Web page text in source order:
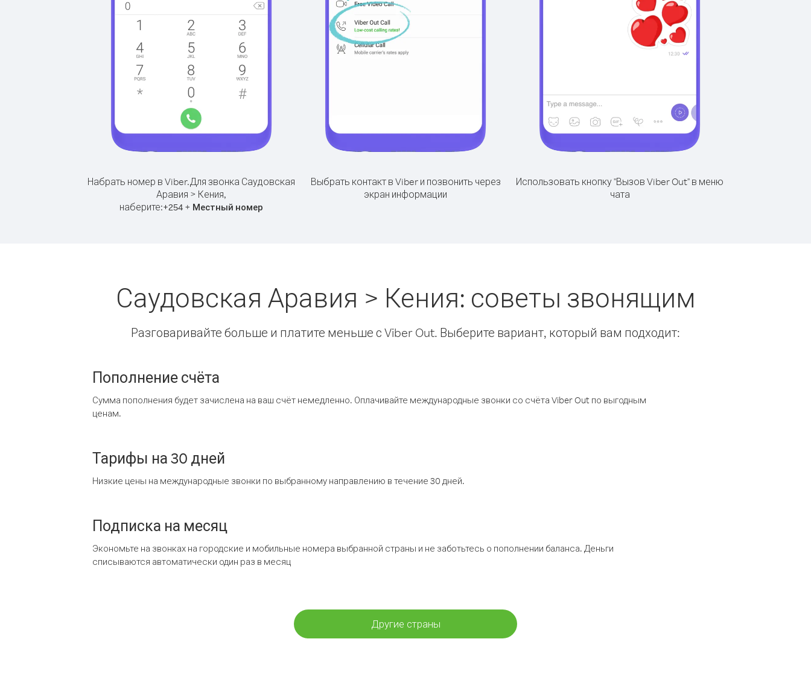
Набрать номер в Viber.Для звонка Саудовская
Аравия > Кения,
наберите:+254 + Местный номер
Выбрать контакт в Viber и позвонить через
экран информации
Использовать кнопку "Вызов Viber Out" в меню
чата
Саудовская Аравия > Кения: советы звонящим
Разговаривайте больше и платите меньше с Viber Out. Выберите вариант, который вам подходит:
Пополнение счёта
Сумма пополнения будет зачислена на ваш счёт немедленно. Оплачивайте международные звонки со счёта Viber Out по выгодным
ценам.
Тарифы на 30 дней
Низкие цены на международные звонки по выбранному направлению в течение 30 дней.
Подписка на месяц
Экономьте на звонках на городские и мобильные номера выбранной страны и не заботьтесь о пополнении баланса. Деньги
списываются автоматически один раз в месяц
Другие страны